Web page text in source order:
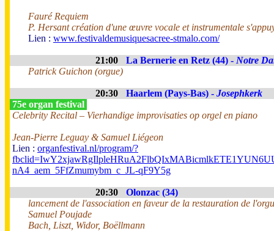
Fauré Requiem
P. Hersant création d'une œuvre vocale et instrumentale
Lien : www.festivaldemusiquesacree-stmalo.com/
21:00 La Bernerie en Retz (44) - Notre
Patrick Guichon (orgue)
20:30 Haarlem (Pays-Bas) - Josephkerk
75e organ festival
Celebrity Recital – Vierhandige improvisaties op orgel en piano
Jean-Pierre Leguay & Samuel Liégeon
Lien : organfestival.nl/program/?
nA4_aem_5FfZmumybm_c_JL-qF9Y5g
20:30
Olonzac (34)
lancement de l'association en faveur de la restauration de
Samuel Poujade
Bach, Liszt, Widor, Boëllmann